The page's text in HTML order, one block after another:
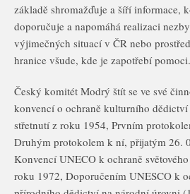
základě shromažďuje a šíří informace,
doporučuje a napomáhá realizaci
výjimečných situací v ČR nebo
hranice všude, kde je zapotřebí pomoci.
Český komitét Modrý štít se ve své
konvencí o ochraně kulturního
střetnutí z roku 1954, Prvním
Druhým protokolem k ní, přijatým 26.
Konvencí UNECO k ochraně
roku 1972, Doporučením UNESCO k